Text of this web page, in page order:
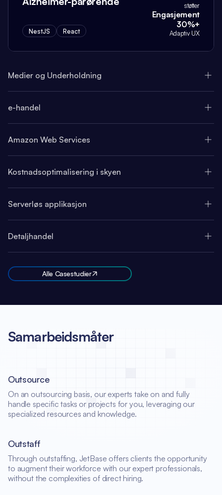
NestJS React
støtter
Engasjement
30%+
Adaptiv UX
Medier og Underholdning
e-handel
Amazon Web Services
Kostnadsoptimalisering i skyen
Serverløs applikasjon
Detaljhandel
Alle Casestudier
Samarbeidsmåter
Outsource
On an outsourcing basis, our experts take on and fully
handle specific tasks or projects for you, leveraging our
specialized resources and knowledge.
Outstaff
Through outstaffing, JetBase offers clients the opportunity
to augment their workforce with our expert professionals,
without the complexities of direct hiring.